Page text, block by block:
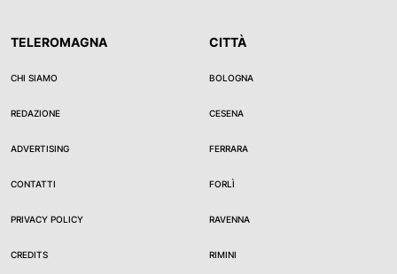
TELEROMAGNA
CHI SIAMO
REDAZIONE
ADVERTISING
CONTATTI
PRIVACY POLICY
CREDITS
CITTÀ
BOLOGNA
CESENA
FERRARA
FORLÌ
RAVENNA
RIMINI